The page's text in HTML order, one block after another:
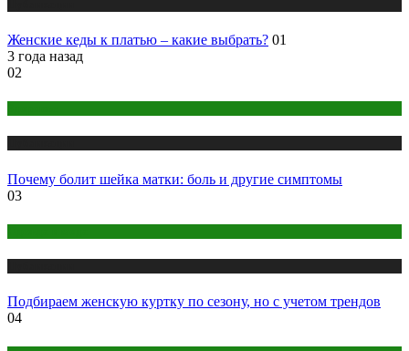
Женские кеды к платью – какие выбрать? 01
3 года назад
02
Почему болит шейка матки: боль и другие симптомы
03
Подбираем женскую куртку по сезону, но с учетом трендов
04